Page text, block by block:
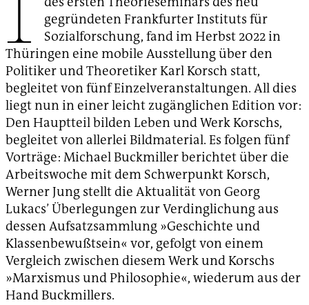
gegründeten Frankfurter Instituts für
Sozialforschung, fand im Herbst 2022 in
Thüringen eine mobile Ausstellung über den
Politiker und Theoretiker Karl Korsch statt,
begleitet von fünf Einzelveranstaltungen. All dies
liegt nun in einer leicht zugänglichen Edition vor:
Den Hauptteil bilden Leben und Werk Korschs,
begleitet von allerlei Bildmaterial. Es folgen fünf
Vorträge: Michael Buckmiller berichtet über die
Arbeitswoche mit dem Schwerpunkt Korsch,
Werner Jung stellt die Aktualität von Georg
Lukacs’ Überlegungen zur Verdinglichung aus
dessen Aufsatzsammlung »Geschichte und
Klassenbewußtsein« vor, gefolgt von einem
Vergleich zwischen diesem Werk und Korschs
»Marxismus und Philosophie«, wiederum aus der
Hand Buckmillers.